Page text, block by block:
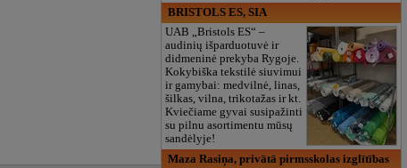
BRISTOLS ES, SIA
UAB „Bristols ES“ –
audinių išparduotuvė ir
didmeninė prekyba Rygoje.
Kokybiška tekstilė siuvimui
ir gamybai: medvilnė, linas,
šilkas, vilna, trikotažas ir kt.
Kviečiame gyvai susipažinti
su pilnu asortimentu mūsų
sandėlyje!
Maza Rasiņa, privātā pirmsskolas izglītības